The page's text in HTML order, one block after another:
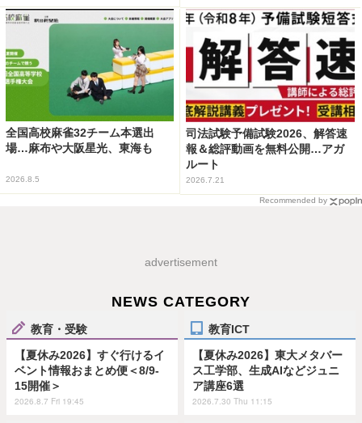
全国高校麻雀32チーム本選出
場…麻布や大阪星光、東海も
2026.8.5
司法試験予備試験2026、解答速
報＆総評動画を無料公開…アガ
ルート
2026.7.21
Recommended by
advertisement
NEWS CATEGORY
教育・受験
【夏休み2026】すぐ行けるイ
ベント情報おまとめ便＜8/9-
15開催＞
2026.8.7 Fri 19:45
教育ICT
【夏休み2026】東大メタバー
ス工学部、生成AIなどジュニ
ア講座6選
2026.7.30 Thu 11:15